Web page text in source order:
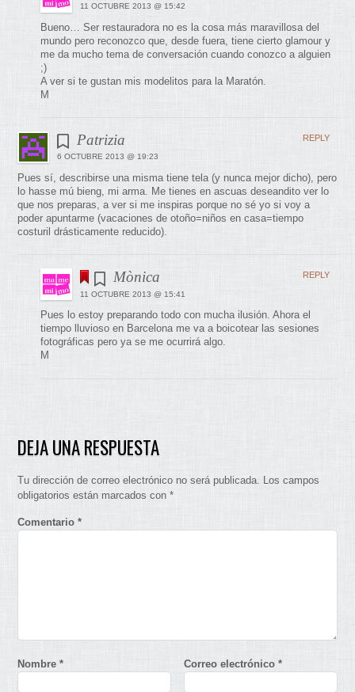
11 OCTUBRE 2013 @ 15:42
Bueno… Ser restauradora no es la cosa más maravillosa del
mundo pero reconozco que, desde fuera, tiene cierto glamour y
me da mucho tema de conversación cuando conozco a alguien
;)
A ver si te gustan mis modelitos para la Maratón.
M
Patrizia
6 OCTUBRE 2013 @ 19:23
Pues sí, describirse una misma tiene tela (y nunca mejor dicho), pero
lo hasse mú bieng, mi arma. Me tienes en ascuas deseandito ver lo
que nos preparas, a ver si me inspiras porque no sé yo si voy a
poder apuntarme (vacaciones de otoño=niños en casa=tiempo
costuril drásticamente reducido).
REPLY
Mònica
11 OCTUBRE 2013 @ 15:41
Pues lo estoy preparando todo con mucha ilusión. Ahora el
tiempo lluvioso en Barcelona me va a boicotear las sesiones
fotográficas pero ya se me ocurrirá algo.
M
REPLY
DEJA UNA RESPUESTA
Tu dirección de correo electrónico no será publicada. Los campos
obligatorios están marcados con*
Comentario*
Nombre* Correo electrónico*